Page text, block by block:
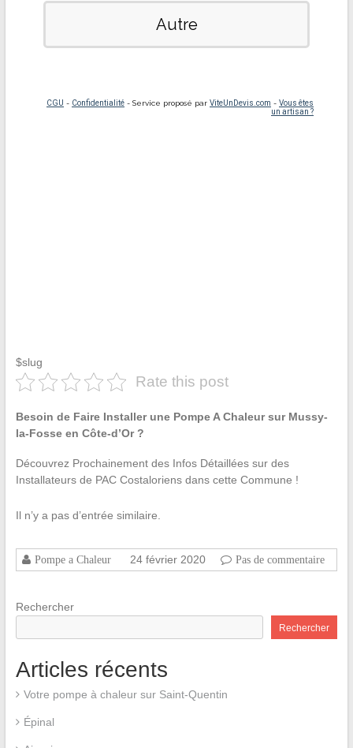
$slug
Rate this post
Besoin de Faire Installer une Pompe A Chaleur sur Mussy-
la-Fosse en Côte-d’Or ?
Découvrez Prochainement des Infos Détaillées sur des
Installateurs de PAC Costaloriens dans cette Commune !
Il n’y a pas d’entrée similaire.
Pompe a Chaleur 24 février 2020 Pas de commentaire
Rechercher
Rechercher
Articles récents
Votre pompe à chaleur sur Saint-Quentin
Épinal